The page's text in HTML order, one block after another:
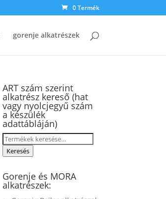
0 Termék
gorenje alkatrészek
ART szám szerint
alkatrész kereső (hat
vagy nyolcjegyű szám
a készülék
adattábláján)
Keresés
a Keresés
Gorenje és MORA
alkatrészek: